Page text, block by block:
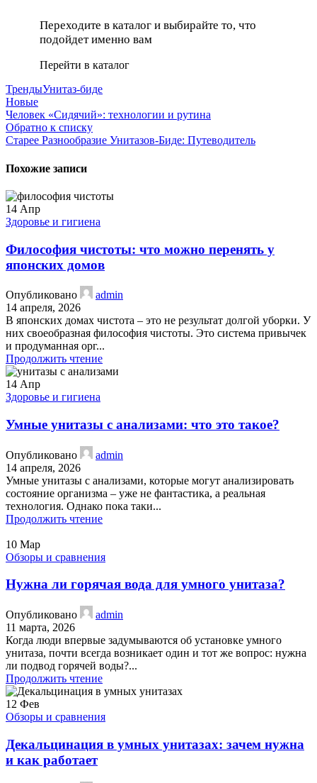
Переходите в каталог и выбирайте то, что
подойдет именно вам
Перейти в каталог
ТрендыУнитаз-биде
Новые
Человек «Сидячий»: технологии и рутина
Обратно к списку
Старее Разнообразие Унитазов-Биде: Путеводитель
Похожие записи
14 Апр
Здоровье и гигиена
Философия чистоты: что можно перенять у
японских домов
Опубликовано
admin
14 апреля, 2026
В японских домах чистота – это не результат долгой уборки. У
них своеобразная философия чистоты. Это система привычек
и продуманная орг...
Продолжить чтение
14 Апр
Здоровье и гигиена
Умные унитазы с анализами: что это такое?
Опубликовано
admin
14 апреля, 2026
Умные унитазы с анализами, которые могут анализировать
состояние организма – уже не фантастика, а реальная
технология. Однако пока таки...
Продолжить чтение
10 Мар
Обзоры и сравнения
Нужна ли горячая вода для умного унитаза?
Опубликовано
admin
11 марта, 2026
Когда люди впервые задумываются об установке умного
унитаза, почти всегда возникает один и тот же вопрос: нужна
ли подвод горячей воды?...
Продолжить чтение
12 Фев
Обзоры и сравнения
Декальцинация в умных унитазах: зачем нужна
и как работает